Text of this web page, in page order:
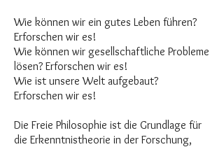
Wie können wir ein gutes Leben führen?
Erforschen wir es!
Wie können wir gesellschaftliche Probleme
lösen? Erforschen wir es!
Wie ist unsere Welt aufgebaut?
Erforschen wir es!
Die Freie Philosophie ist die Grundlage für
die Erkenntnistheorie in der Forschung,